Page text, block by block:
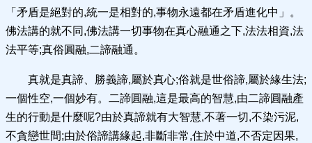
「矛盾是絕對的,統一是相對的,事物永遠都在矛盾進化中」。
佛法講的就不同,佛法講一切事物在真心融通之下,法法相資,法
法平等;真俗圓融,二諦融通。
真就是真諦、勝義諦,屬於真心;俗就是世俗諦,屬於緣生法;
一個性空,一個妙有。二諦圓融,這是最高的智慧,由二諦圓融產
生的行動是什麼呢?由於真諦就有大智慧,不著一切,不染污泥,
不貪戀世間;由於俗諦講緣起,非斷非常,住於中道,不否定因果,